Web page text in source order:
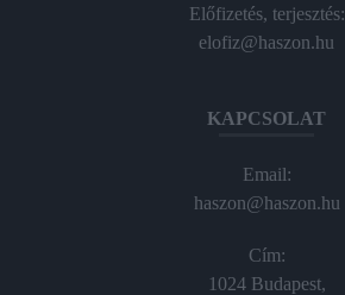
Előfizetés, terjesztés:
elofiz@haszon.hu
KAPCSOLAT
Email:
haszon@haszon.hu
Cím:
1024 Budapest,